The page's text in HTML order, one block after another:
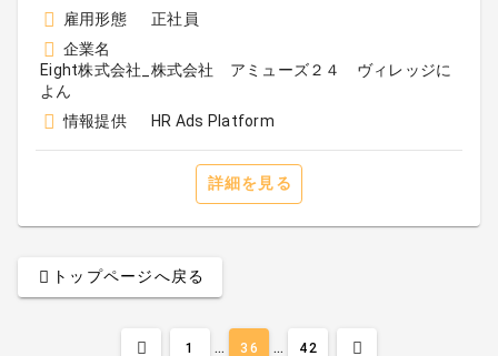
雇用形態
正社員
企業名
Eight株式会社_株式会社 アミューズ２４ ヴィレッジに
よん
情報提供
HR Ads Platform
詳細を見る
トップページへ戻る
1 ... 36 ... 42